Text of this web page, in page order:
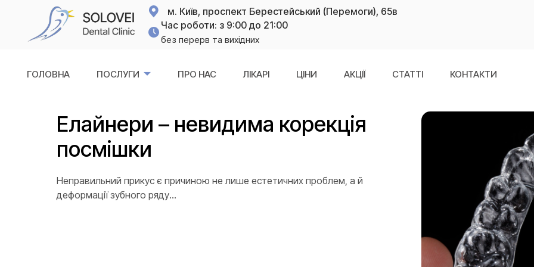
м. Київ, проспект Берестейський (Перемоги), 65в
Час роботи: з 9:00 до 21:00
без перерв та вихідних
ГОЛОВНА ПОСЛУГИ ПРО НАС ЛІКАРІ ЦІНИ АКЦІЇ СТАТТІ КОНТАКТИ
Елайнери – невидима корекція
посмішки
Неправильний прикус є причиною не лише естетичних проблем, а й
деформації зубного ряду...